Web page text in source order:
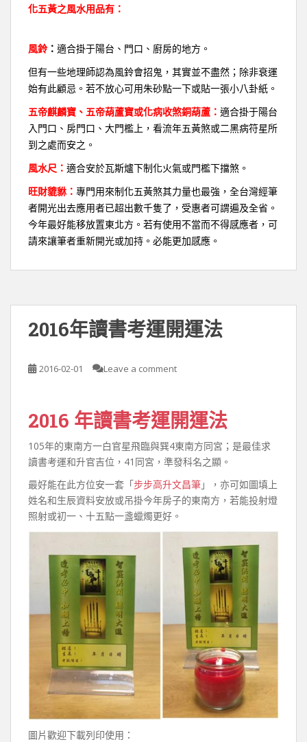
化五黃之風水用品有：
風鈴 ： 適合掛于陽台、門口、廚房的地方。
但有一些地理師認為風鈴會招鬼，其實並不盡然；除非衰運
始有此顧忌。若不放心可用朱砂點一下或貼一張小八卦紙。
五帝麒麟寶、五帝葫蘆寶或化病收煞銅葫蘆： 適合掛于陽台
入門口、房門口、大門檻上，看流年五黃煞或二黑病符星所
到之處而安之。
風水尺： 適合安於瓦斯爐下制化火氣或門檻下擋煞。
旺財貔貅： 專門用來制化五黃煞其力量也最強，全台灣經筆
者開光出去應用者已超出數千隻了，受惠者可謂遍及全省。
今年最好能移放置東北方。若有使用不當而不得感應者，可
請來讓筆者重新開光或加持。必能更加感應。
2016年讀書考運開運法
2016-02-01 Leave a comment
2016 年讀書考運開運法
105年的東南方一白官星飛臨與巽4東南方同宮；是最佳求
讀書考運和升官吉位，41同宮，準發科名之顯。
最好能在此方位安一套「步步高升文昌筆 」，亦可如圖填上
姓名和生辰資料安放或吊掛今年房子的東南方，若能投射燈
照射或初一、十五點一盞蠟燭更好。
圖片歡迎下載列印使用：